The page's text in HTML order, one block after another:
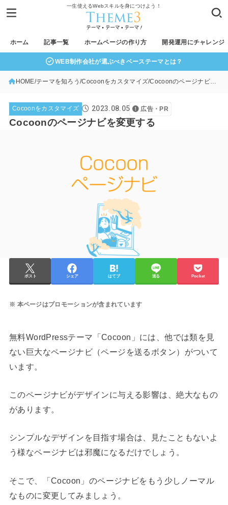
一生使えるWebスキルを身につけよう！
ホーム 記事一覧 ホームページの作り方 開発運用にチャレンジ
WEB制作会社が選ぶべきベーステーマとは？
HOME テーマを知ろう Cocoonをカスタマイズ Cocoonのページナビを変更する
Cocoonをカスタマイズ 2023.08.05 広告・PR
Cocoonのページナビを変更する
ポスト シェア はてブ 送る Pocket
本ページはプロモーションが含まれています
無料WordPressテーマ「Cocoon」には、他では類を見
ない巨大なページナビ（ページを送るボタン）がついて
います。
このページナビがデザインに与える影響は、絶大なもの
があります。
シンプルなデザインを目指す場合は、見たこともないよ
う様なページナビは邪魔になるだけでしょう。
そこで、「Cocoon」のページナビをもう少しノーマル
なものに変更してみましょう。